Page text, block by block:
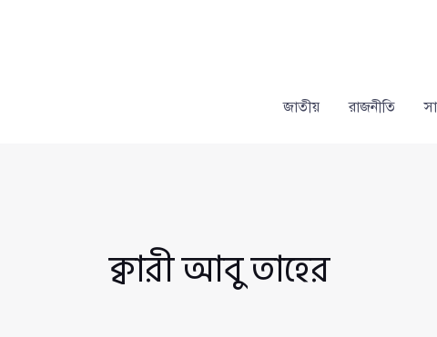
জাতীয় রাজনীতি
ক্বারী আবু তাহের